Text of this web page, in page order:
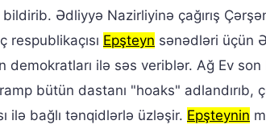
Ədliyyə Nazirliyinə çağırış
respublikaçısı Epşteyn sənədləri üçün
ilə səs veriblər. Ağ Ev son
bütün dastanı "hoaks" adlandırıb,
ilə bağlı tənqidlərlə üzləşir. Epşteynin